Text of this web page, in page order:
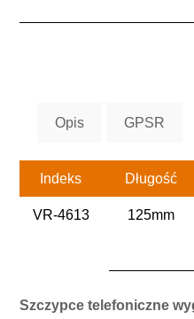
Opis GPSR
Indeks Długość
VR-4613 125mm
Szczypce telefoniczne